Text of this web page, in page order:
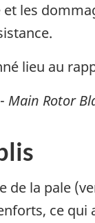
et les
lieu au
Main Rotor
de la pale
ce qui